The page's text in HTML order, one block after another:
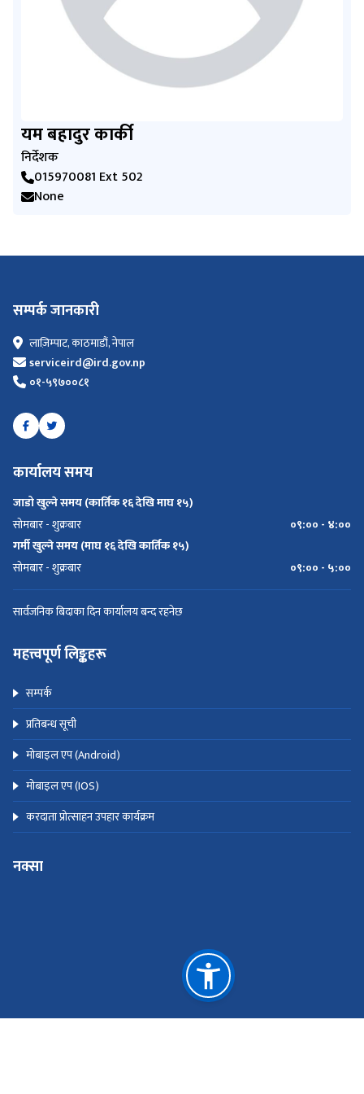
यम बहादुर कार्की
निर्देशक
015970081 Ext 502
None
सम्पर्क जानकारी
लाज़िम्पाट, काठमाडौं, नेपाल
serviceird@ird.gov.np
०१-५९७००८१
कार्यालय समय
जाडो खुल्ने समय (कार्तिक १६ देखि माघ १५)
सोमबार - शुक्रबार
०९:०० - ४:००
गर्मी खुल्ने समय (माघ १६ देखि कार्तिक १५)
सोमबार - शुक्रबार
०९:०० - ५:००
सार्वजनिक बिदाका दिन कार्यालय बन्द रहनेछ
महत्त्वपूर्ण लिङ्कहरू
सम्पर्क
प्रतिबन्ध सूची
मोबाइल एप (Android)
मोबाइल एप (IOS)
करदाता प्रोत्साहन उपहार कार्यक्रम
नक्सा